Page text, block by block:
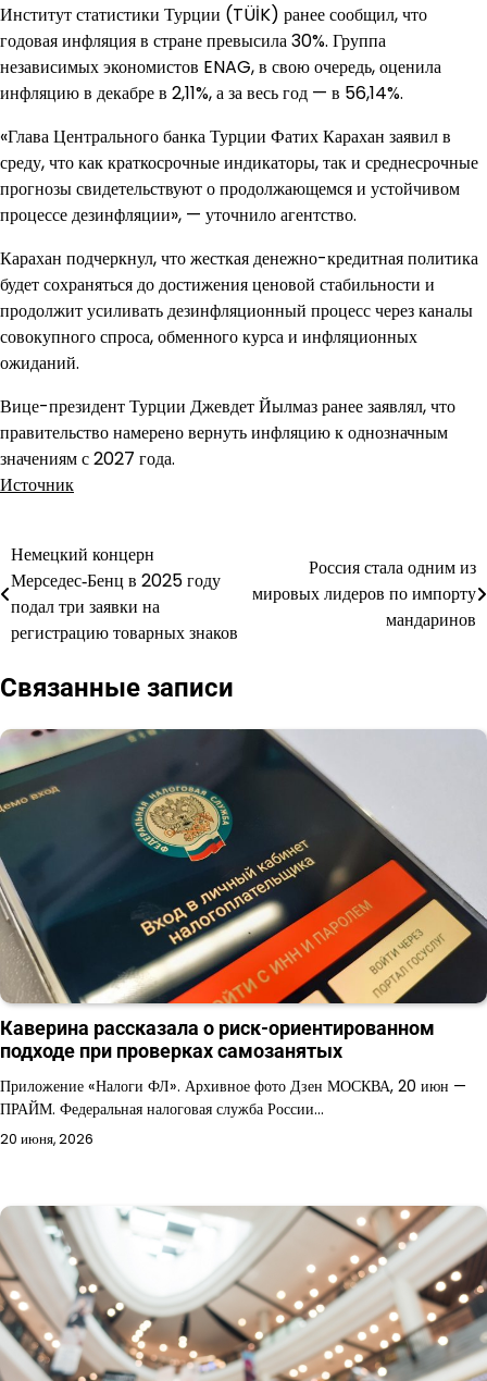
Институт статистики Турции (TÜİK) ранее сообщил, что
годовая инфляция в стране превысила 30%. Группа
независимых экономистов ENAG, в свою очередь, оценила
инфляцию в декабре в 2,11%, а за весь год — в 56,14%.
«Глава Центрального банка Турции Фатих Карахан заявил в
среду, что как краткосрочные индикаторы, так и среднесрочные
прогнозы свидетельствуют о продолжающемся и устойчивом
процессе дезинфляции», — уточнило агентство.
Карахан подчеркнул, что жесткая денежно-кредитная политика
будет сохраняться до достижения ценовой стабильности и
продолжит усиливать дезинфляционный процесс через каналы
совокупного спроса, обменного курса и инфляционных
ожиданий.
Вице-президент Турции Джевдет Йылмаз ранее заявлял, что
правительство намерено вернуть инфляцию к однозначным
значениям с 2027 года.
Источник
Навигация
по
записям
Немецкий концерн
Мерседес‑Бенц в 2025 году
подал три заявки на
регистрацию товарных знаков
Россия стала одним из
мировых лидеров по импорту
мандаринов
Связанные записи
Каверина рассказала о риск-ориентированном
подходе при проверках самозанятых
Приложение «Налоги ФЛ». Архивное фото Дзен МОСКВА, 20 июн —
ПРАЙМ. Федеральная налоговая служба России…
20 июня, 2026